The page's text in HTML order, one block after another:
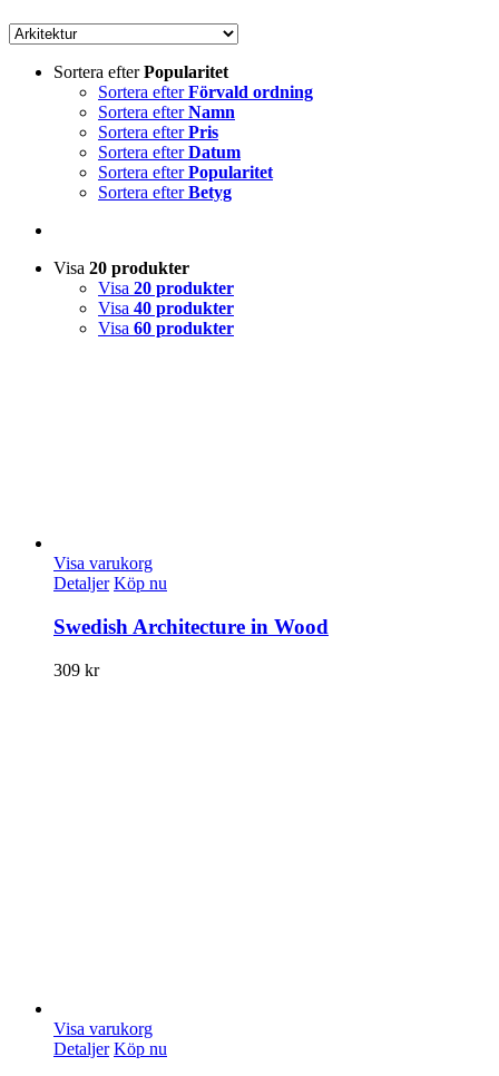
Sortera efterPopularitet
Sortera efterFörvald ordning
Sortera efterNamn
Sortera efterPris
Sortera efterDatum
Sortera efterPopularitet
Sortera efterBetyg
Visa 20 produkter
Visa 20 produkter
Visa 40 produkter
Visa 60 produkter
Visa varukorg
Detaljer Köp nu
Swedish Architecture in Wood
309 kr
Visa varukorg
Detaljer Köp nu